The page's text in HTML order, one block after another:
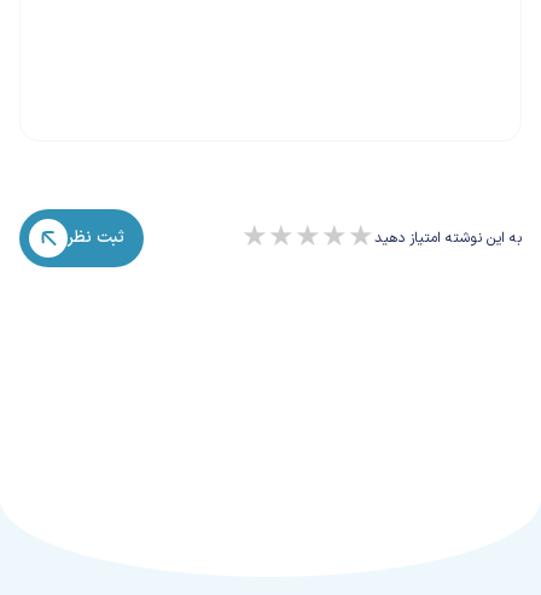
ثبت نظر به این نوشته امتیاز دهید★
★
★
★
★